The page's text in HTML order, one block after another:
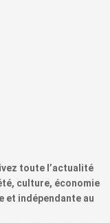
toute l’actualité
culture, économie
et indépendante au